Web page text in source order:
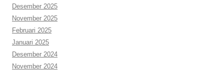
Desember 2025
November 2025
Februari 2025
Januari 2025
Desember 2024
November 2024